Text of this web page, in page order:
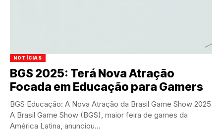
NOTÍCIAS
BGS 2025: Terá Nova Atração
Focada em Educação para Gamers
BGS Educação: A Nova Atração da Brasil Game Show 2025
A Brasil Game Show (BGS), maior feira de games da
América Latina, anunciou...